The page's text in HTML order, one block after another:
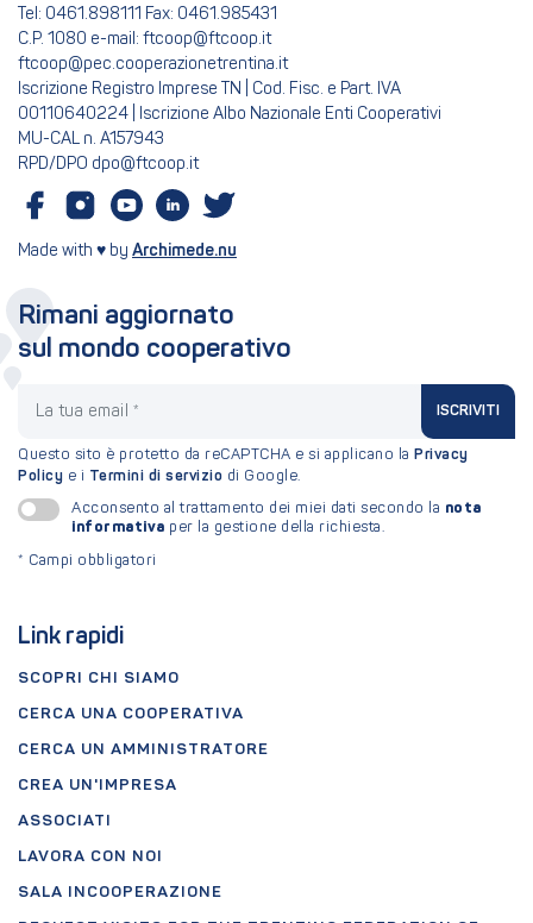
Tel: 0461.898111 Fax: 0461.985431
C.P. 1080 e-mail: ftcoop@ftcoop.it
ftcoop@pec.cooperazionetrentina.it
Iscrizione Registro Imprese TN | Cod. Fisc. e Part. IVA
00110640224 | Iscrizione Albo Nazionale Enti Cooperativi
MU-CAL n. A157943
RPD/DPO dpo@ftcoop.it
Made with ♥ by Archimede.nu
Link rapidi
SCOPRI CHI SIAMO
CERCA UNA COOPERATIVA
CERCA UN AMMINISTRATORE
CREA UN'IMPRESA
ASSOCIATI
LAVORA CON NOI
SALA INCOOPERAZIONE
Rimani aggiornato
sul mondo cooperativo
ISCRIVITI
Questo sito è protetto da reCAPTCHA e si applicano la Privacy
Policy e i Termini di servizio di Google.
Acconsento al trattamento dei miei dati secondo la nota
informativa per la gestione della richiesta.
* Campi obbligatori